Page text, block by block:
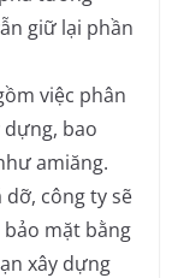
giữ lại phần
việc phân
dựng, bao
amiăng.
dỡ, công ty sẽ
mặt bằng
xây dựng